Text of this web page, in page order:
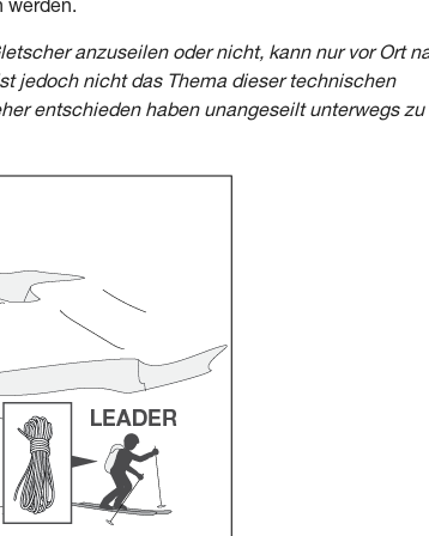
werden.
anzuseilen oder nicht, kann nur vor Ort
jedoch nicht das Thema dieser technischen
entschieden haben unangeseilt unterwegs zu